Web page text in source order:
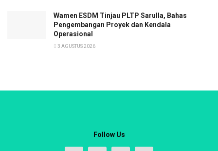
Wamen ESDM Tinjau PLTP Sarulla, Bahas
Pengembangan Proyek dan Kendala
Operasional
3 AGUSTUS 2026
Follow Us